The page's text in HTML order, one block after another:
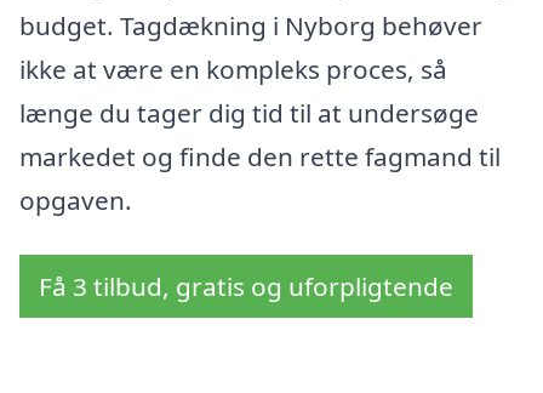
budget. Tagdækning i Nyborg behøver
ikke at være en kompleks proces, så
længe du tager dig tid til at undersøge
markedet og finde den rette fagmand til
opgaven.
Få 3 tilbud, gratis og uforpligtende